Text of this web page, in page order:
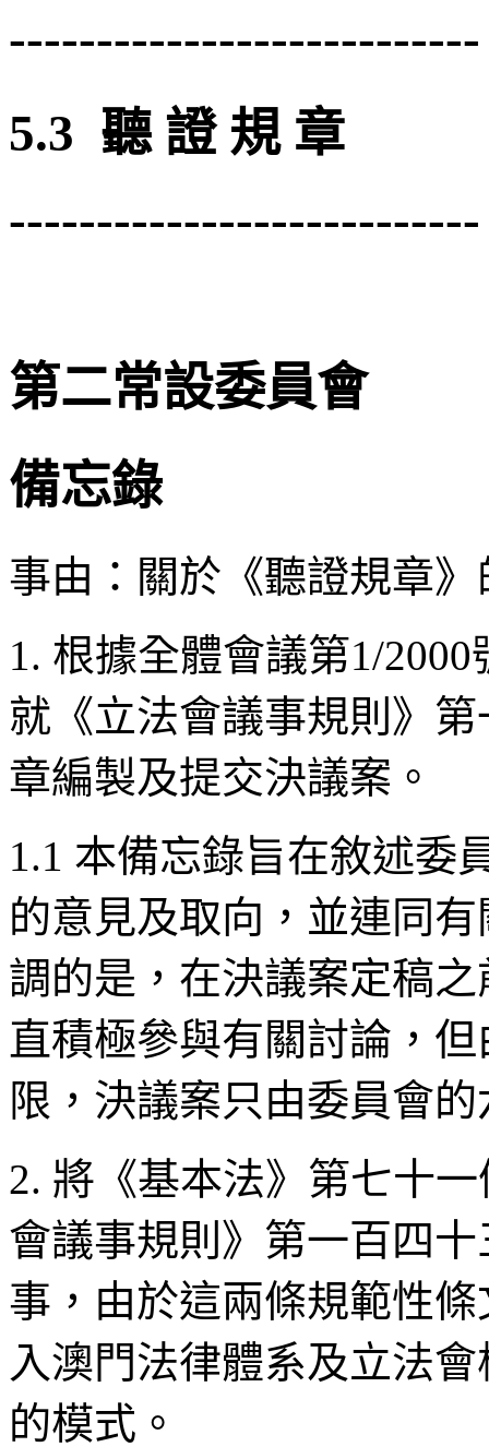
---------------------------
5.3 聽 證 規 章
---------------------------
第二常設委員會
備忘錄
事由：關於《聽證規章
1. 根據全體會議第1/
就《立法會議事規則》
章編製及提交決議案。
1.1 本備忘錄旨在敘述委
的意見及取向，並連同
調的是，在決議案定稿
直積極參與有關討論，
限，決議案只由委員會
2. 將《基本法》第七十
會議事規則》第一百四
事，由於這兩條規範性
入澳門法律體系及立法
的模式。